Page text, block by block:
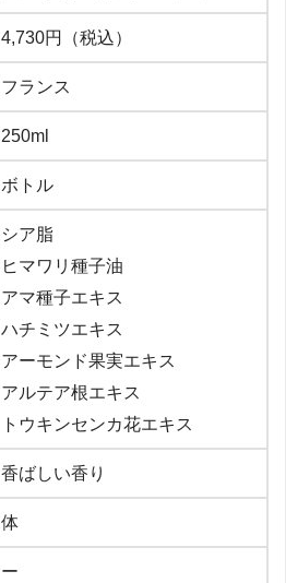
4,730円（税込）
フランス
250ml
ボトル
シア脂
ヒマワリ種子油
アマ種子エキス
ハチミツエキス
アーモンド果実エキス
アルテア根エキス
トウキンセンカ花エキス
香ばしい香り
体
ー